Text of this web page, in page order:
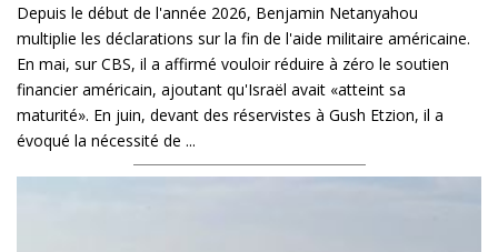
Depuis le début de l'année 2026, Benjamin Netanyahou
multiplie les déclarations sur la fin de l'aide militaire américaine.
En mai, sur CBS, il a affirmé vouloir réduire à zéro le soutien
financier américain, ajoutant qu'Israël avait «atteint sa
maturité». En juin, devant des réservistes à Gush Etzion, il a
évoqué la nécessité de ...